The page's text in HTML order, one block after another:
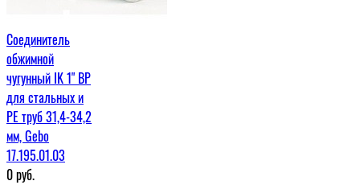
Соединитель
обжимной
чугунный IK 1" ВР
для стальных и
PE труб 31,4-34,2
мм, Gebo
17.195.01.03
0руб.